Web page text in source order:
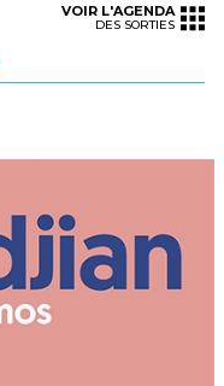
VOIR L'AGENDA
DES SORTIES